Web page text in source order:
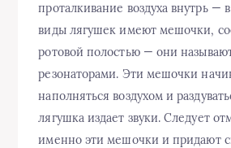
проталкивание воздуха внутрь —
виды лягушек имеют мешочки,
ротовой полостью — они
резонаторами. Эти мешочки
наполняться воздухом и
лягушка издает звуки. Следует
именно эти мешочки и придают